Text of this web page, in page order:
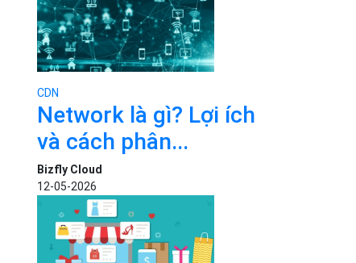
CDN
Network là gì? Lợi ích
và cách phân...
Bizfly Cloud
12-05-2026